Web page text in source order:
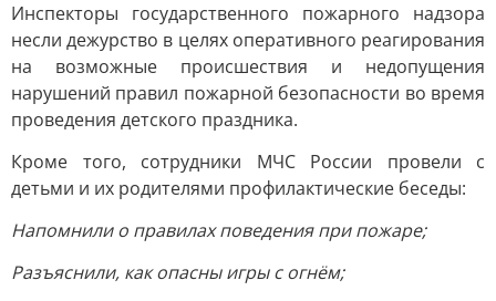
Инспекторы государственного пожарного надзора
несли дежурство в целях оперативного реагирования
на возможные происшествия и недопущения
нарушений правил пожарной безопасности во время
проведения детского праздника.
Кроме того, сотрудники МЧС России провели с
детьми и их родителями профилактические беседы:
Напомнили о правилах поведения при пожаре;
Разъяснили, как опасны игры с огнём;